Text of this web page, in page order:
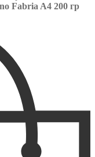
Fabria A4 200 гр